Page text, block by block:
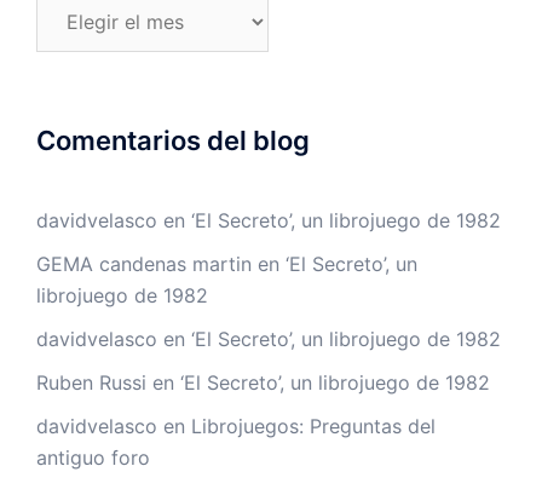
Comentarios del blog
davidvelasco en ‘El Secreto’, un librojuego de 1982
GEMA candenas martin en ‘El Secreto’, un
librojuego de 1982
davidvelasco en ‘El Secreto’, un librojuego de 1982
Ruben Russi en ‘El Secreto’, un librojuego de 1982
davidvelasco en Librojuegos: Preguntas del
antiguo foro